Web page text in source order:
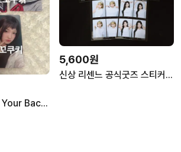
illit 아일릿 I Got Your Back 일본 HMV 한정 럭드 럭키드로우 포카
5,600원
신상 리센느 공식굿즈 스티커사진 셀카 포카 스내피즘 RESCENE 원이 미나미 리브 메이 제나 인생네컷